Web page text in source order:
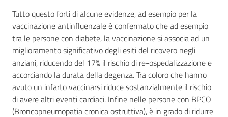
Tutto questo forti di alcune evidenze, ad esempio per la
vaccinazione antinfluenzale è confermato che ad esempio
tra le persone con diabete, la vaccinazione si associa ad un
miglioramento significativo degli esiti del ricovero negli
anziani, riducendo del 17% il rischio di re-ospedalizzazione e
accorciando la durata della degenza. Tra coloro che hanno
avuto un infarto vaccinarsi riduce sostanzialmente il rischio
di avere altri eventi cardiaci. Infine nelle persone con BPCO
(Broncopneumopatia cronica ostruttiva), è in grado di ridurre